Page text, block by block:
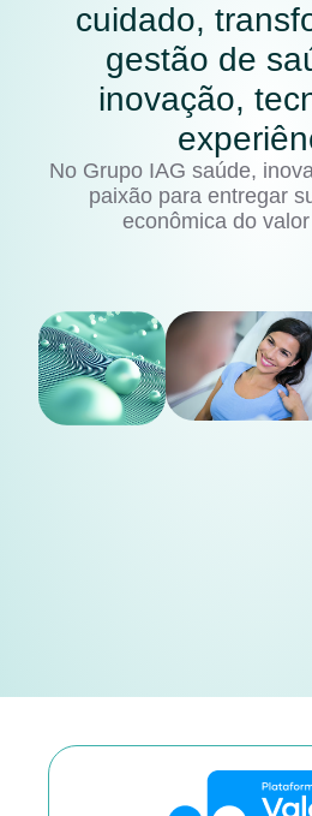
cuidado,
gestão de
inovação,
No Grupo IAG saúde,
paixão para entregar
econômica do